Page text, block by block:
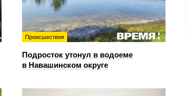
Происшествия
Подросток утонул в водоеме
в Навашинском округе